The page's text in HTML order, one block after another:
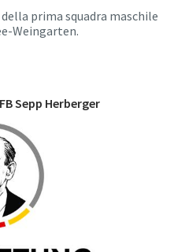
della prima squadra maschile
Weingarten.
Sepp Herberger